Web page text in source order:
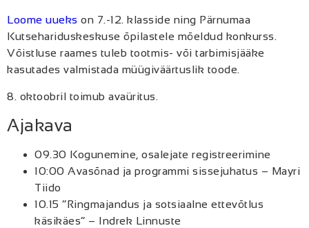
Loome uueks on 7.-12. klasside ning Pärnumaa
Kutsehariduskeskuse õpilastele mõeldud konkurss.
Võistluse raames tuleb tootmis- või tarbimisjääke
kasutades valmistada müügiväärtuslik toode.
8. oktoobril toimub avaüritus.
Ajakava
09.30 Kogunemine, osalejate registreerimine
10:00 Avasõnad ja programmi sissejuhatus – Mayri
Tiido
10.15 “Ringmajandus ja sotsiaalne ettevõtlus
käsikäes” – Indrek Linnuste